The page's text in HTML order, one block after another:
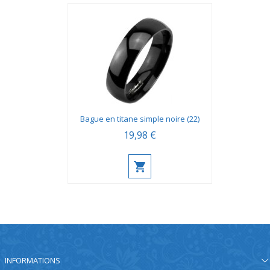
Bague en titane simple noire (22)
19,98 €
INFORMATIONS